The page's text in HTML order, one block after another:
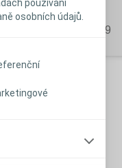
používání
osobních údajů.
PM-39069
důležitá ve